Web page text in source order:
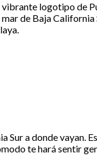
logotipo de
de Baja
Sur a donde
te hará sentir